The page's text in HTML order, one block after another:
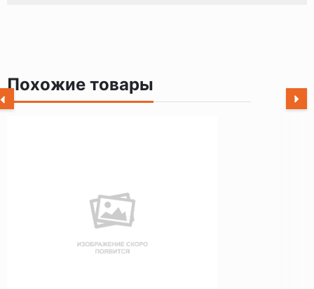
Похожие товары